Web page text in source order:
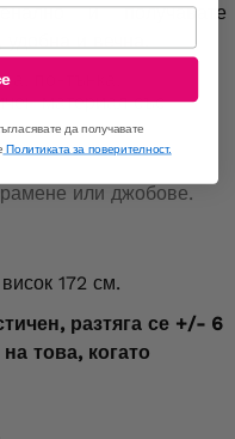
и получавате
и вечна.
по-тънка.
материал със
или джобове.
172 см.
разтяга се +/- 6
това, когато
да получавате
Политиката за поверителност.